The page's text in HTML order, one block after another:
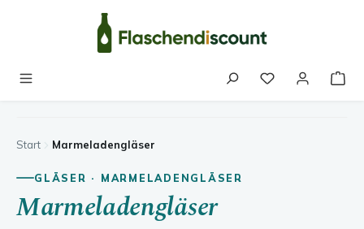
Zum Hauptinhalt springen
Du hast 0
Start Marmeladengläser
GLÄSER · MARMELADENGLÄSER
Marmeladengläser